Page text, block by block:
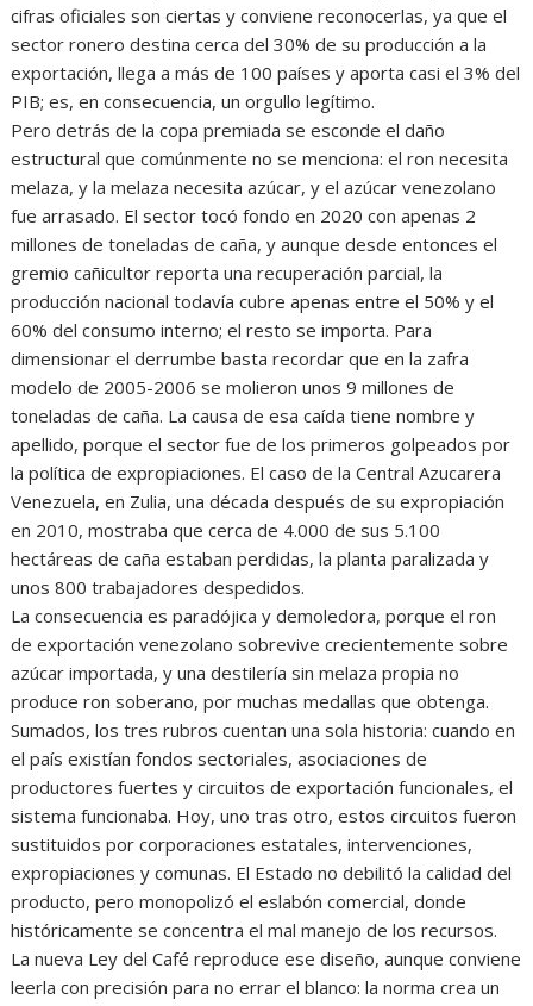
cifras oficiales son ciertas y conviene reconocerlas, ya que el
sector ronero destina cerca del 30% de su producción a la
exportación, llega a más de 100 países y aporta casi el 3% del
PIB; es, en consecuencia, un orgullo legítimo.
Pero detrás de la copa premiada se esconde el daño
estructural que comúnmente no se menciona: el ron necesita
melaza, y la melaza necesita azúcar, y el azúcar venezolano
fue arrasado. El sector tocó fondo en 2020 con apenas 2
millones de toneladas de caña, y aunque desde entonces el
gremio cañicultor reporta una recuperación parcial, la
producción nacional todavía cubre apenas entre el 50% y el
60% del consumo interno; el resto se importa. Para
dimensionar el derrumbe basta recordar que en la zafra
modelo de 2005-2006 se molieron unos 9 millones de
toneladas de caña. La causa de esa caída tiene nombre y
apellido, porque el sector fue de los primeros golpeados por
la política de expropiaciones. El caso de la Central Azucarera
Venezuela, en Zulia, una década después de su expropiación
en 2010, mostraba que cerca de 4.000 de sus 5.100
hectáreas de caña estaban perdidas, la planta paralizada y
unos 800 trabajadores despedidos.
La consecuencia es paradójica y demoledora, porque el ron
de exportación venezolano sobrevive crecientemente sobre
azúcar importada, y una destilería sin melaza propia no
produce ron soberano, por muchas medallas que obtenga.
Sumados, los tres rubros cuentan una sola historia: cuando en
el país existían fondos sectoriales, asociaciones de
productores fuertes y circuitos de exportación funcionales, el
sistema funcionaba. Hoy, uno tras otro, estos circuitos fueron
sustituidos por corporaciones estatales, intervenciones,
expropiaciones y comunas. El Estado no debilitó la calidad del
producto, pero monopolizó el eslabón comercial, donde
históricamente se concentra el mal manejo de los recursos.
La nueva Ley del Café reproduce ese diseño, aunque conviene
leerla con precisión para no errar el blanco: la norma crea un